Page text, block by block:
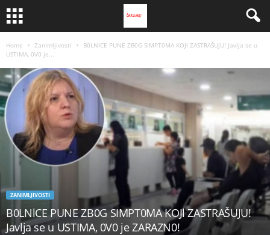
Home Zanimljivosti
B0LNlCE PUNE ZB0G SIMPT0MA KOJl ZASTRAŠUJU! Javlja se u
USTIMA, 0V0 je...
ZANIMLJIVOSTI
B0LNlCE PUNE ZB0G SIMPT0MA KOJl ZASTRAŠUJU!
Javlja se u USTIMA, 0V0 je ZARAZN0!